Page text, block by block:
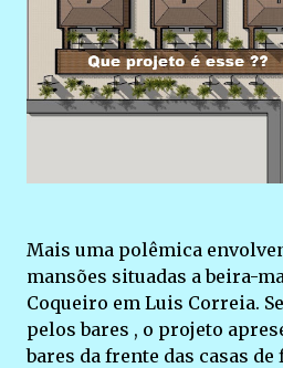
Mais uma polêmica
mansões situadas a beira-
Coqueiro em Luis Correia.
pelos bares , o projeto
bares da frente das casas